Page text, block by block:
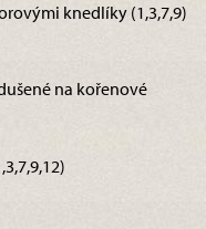
knedlíky (1,3,7,9)
na kořenové